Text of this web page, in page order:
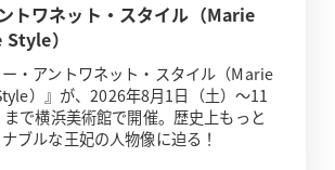
トワネット・スタイル（Marie
）
・アントワネット・スタイル（Marie
）』が、2026年8月1日（土）～11
で横浜美術館で開催。歴史上もっと
ブルな王妃の人物像に迫る！